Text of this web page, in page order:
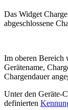
Das Widget
abgeschlossene
Im oberen Bereich
Gerätename,
Chargendauer
Unter den Geräte-
definierten